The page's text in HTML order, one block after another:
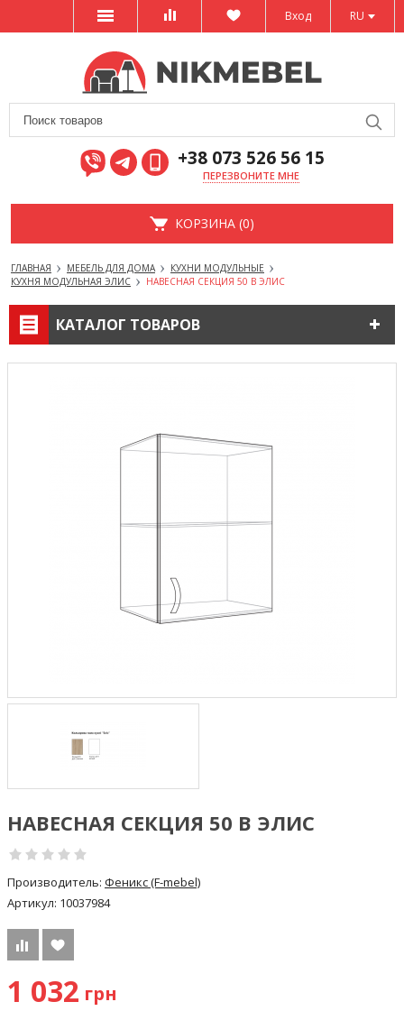
RU
Вход
+38 073 526 56 15
ПЕРЕЗВОНИТЕ МНЕ
КОРЗИНА (0)
ГЛАВНАЯ МЕБЕЛЬ ДЛЯ ДОМА
КУХНИ МОДУЛЬНЫЕ
КУХНЯ МОДУЛЬНАЯ ЭЛИС
НАВЕСНАЯ СЕКЦИЯ 50 В ЭЛИС
КАТАЛОГ ТОВАРОВ
НАВЕСНАЯ СЕКЦИЯ 50 В ЭЛИС
Производитель: Феникс (F-mebel)
Артикул: 10037984
1 032 грн